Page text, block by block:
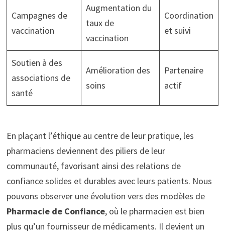
Campagnes de
vaccination
Augmentation du
taux de
vaccination
Coordination
et suivi
Soutien à des
associations de
santé
Amélioration des
soins
Partenaire
actif
En plaçant l’éthique au centre de leur pratique, les
pharmaciens deviennent des piliers de leur
communauté, favorisant ainsi des relations de
confiance solides et durables avec leurs patients. Nous
pouvons observer une évolution vers des modèles de
Pharmacie de Confiance, où le pharmacien est bien
plus qu’un fournisseur de médicaments. Il devient un